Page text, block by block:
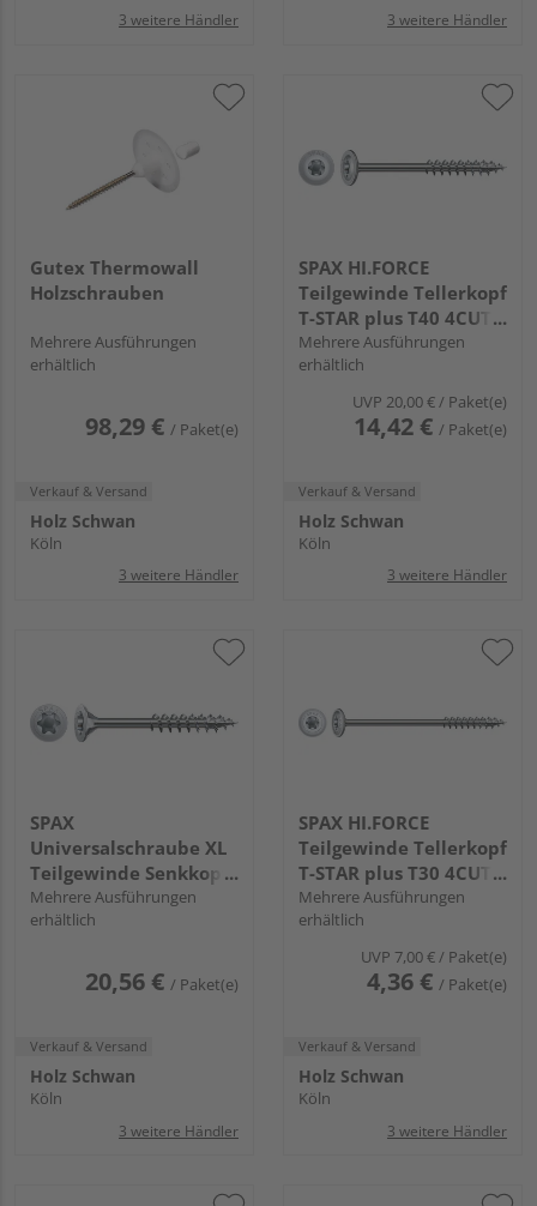
3 weitere Händler 3 weitere Händler
Gutex Thermowall
Holzschrauben
Mehrere Ausführungen
erhältlich
98,29 € / Paket(e)
Verkauf & Versand
Holz Schwan
Köln
3 weitere Händler
SPAX HI.FORCE
Teilgewinde Tellerkopf
T-STAR plus T40 4CUT
WIROX - Großpack
Mehrere Ausführungen
erhältlich
UVP 20,00 €/ Paket(e)
14,42 € / Paket(e)
Verkauf & Versand
Holz Schwan
Köln
3 weitere Händler
SPAX
Universalschraube XL
Teilgewinde Senkkopf
T-STAR plus T20 4CUT
WIROX
Mehrere Ausführungen
erhältlich
20,56 € / Paket(e)
Verkauf & Versand
Holz Schwan
Köln
3 weitere Händler
SPAX HI.FORCE
Teilgewinde Tellerkopf
T-STAR plus T30 4CUT
WIROX
Mehrere Ausführungen
erhältlich
UVP 7,00 €/ Paket(e)
4,36 € / Paket(e)
Verkauf & Versand
Holz Schwan
Köln
3 weitere Händler